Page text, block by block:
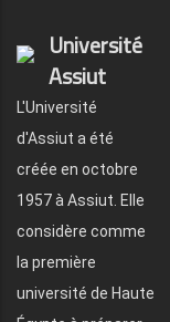
Université
Assiut
L'Université
d'Assiut a été
créée en octobre
1957 à Assiut. Elle
considère comme
la première
université de Haute